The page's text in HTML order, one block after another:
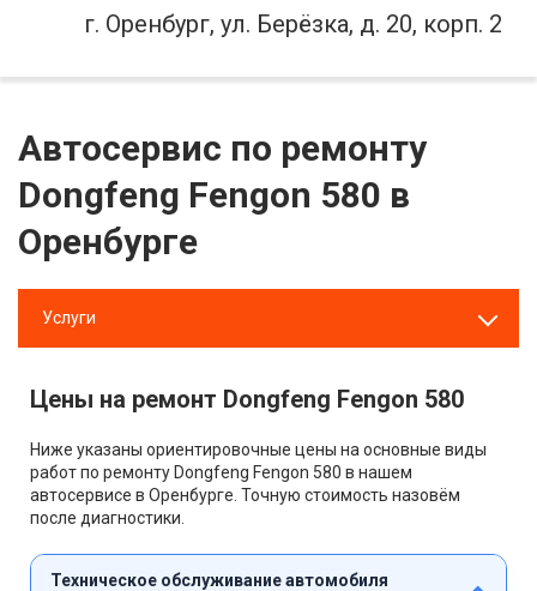
г. Оренбург, ул. Берёзка, д. 20, корп. 2
Автосервис по ремонту
Dongfeng Fengon 580 в
Оренбурге
Услуги
Цены на ремонт Dongfeng Fengon 580
Ниже указаны ориентировочные цены на основные виды
работ по ремонту Dongfeng Fengon 580 в нашем
автосервисе в Оренбурге. Точную стоимость назовём
после диагностики.
Техническое обслуживание автомобиля